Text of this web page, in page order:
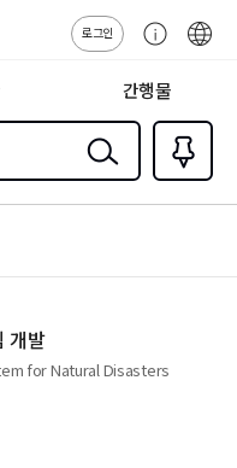
로그인
센
간행물
검색
즐겨찾
기0
개발
for Natural Disasters